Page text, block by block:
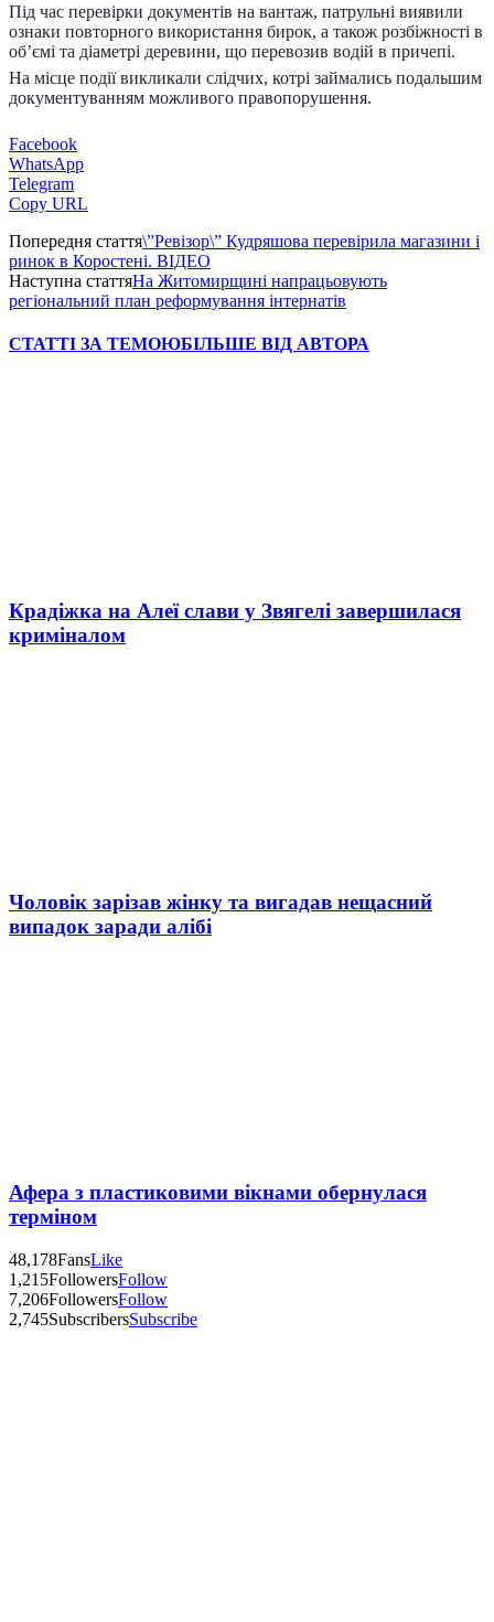
Під час перевірки документів на вантаж, патрульні виявили
ознаки повторного використання бирок, а також розбіжності в
об’ємі та діаметрі деревини, що перевозив водій в причепі.
На місце події викликали слідчих, котрі займались подальшим
документуванням можливого правопорушення.
Facebook
WhatsApp
Telegram
Copy URL
Попередня стаття\”Ревізор\” Кудряшова перевірила магазини і
ринок в Коростені. ВІДЕО
Наступна статтяНа Житомирщині напрацьовують
регіональний план реформування інтернатів
СТАТТІ ЗА ТЕМОЮБІЛЬШЕ ВІД АВТОРА
Крадіжка на Алеї слави у Звягелі завершилася
криміналом
Чоловік зарізав жінку та вигадав нещасний
випадок заради алібі
Афера з пластиковими вікнами обернулася
терміном
48,178FansLike
1,215FollowersFollow
7,206FollowersFollow
2,745SubscribersSubscribe